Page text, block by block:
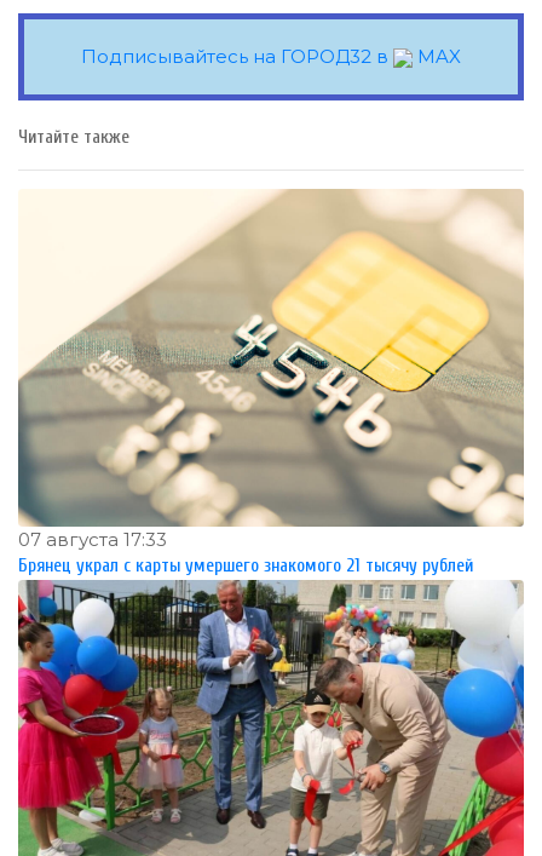
Подписывайтесь на ГОРОД32 в MAX
Читайте также
07 августа 17:33
Брянец украл с карты умершего знакомого 21 тысячу рублей